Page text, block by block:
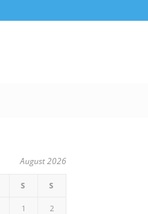
August 2026
S S
1 2